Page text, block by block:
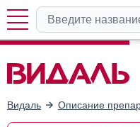
Видаль Описание